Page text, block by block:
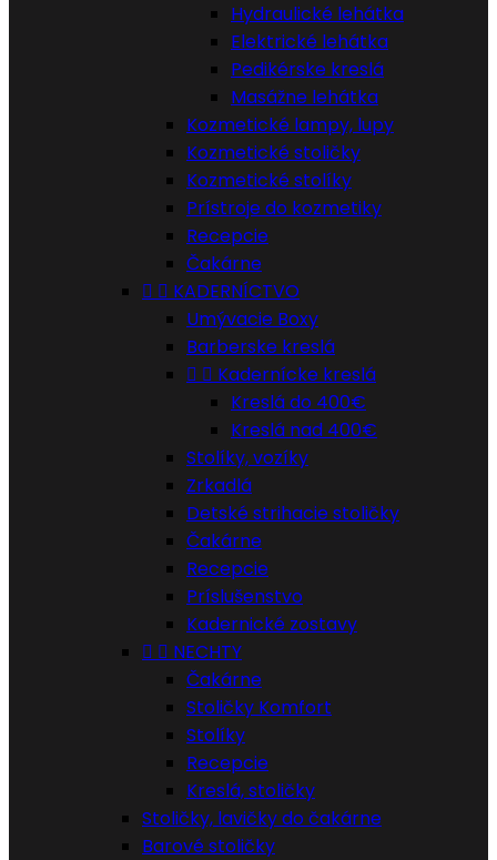
Hydraulické lehátka
Elektrické lehátka
Pedikérske kreslá
Masážne lehátka
Kozmetické lampy, lupy
Kozmetické stoličky
Kozmetické stolíky
Prístroje do kozmetiky
Recepcie
Čakárne
  KADERNÍCTVO
Umývacie Boxy
Barberske kreslá
  Kadernícke kreslá
Kreslá do 400€
Kreslá nad 400€
Stolíky, vozíky
Zrkadlá
Detské strihacie stoličky
Čakárne
Recepcie
Príslušenstvo
Kadernické zostavy
  NECHTY
Čakárne
Stoličky Komfort
Stolíky
Recepcie
Kreslá, stoličky
Stoličky, lavičky do čakárne
Barové stoličky